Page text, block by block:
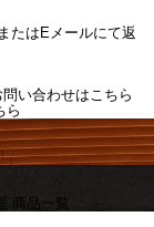
たはEメールにて返
い合わせはこちら
ら
商品一覧